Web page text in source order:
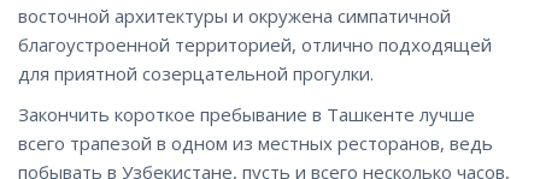
восточной архитектуры и окружена симпатичной
благоустроенной территорией, отлично подходящей
для приятной созерцательной прогулки.
Закончить короткое пребывание в Ташкенте лучше
всего трапезой в одном из местных ресторанов, ведь
побывать в Узбекистане, пусть и всего несколько часов,